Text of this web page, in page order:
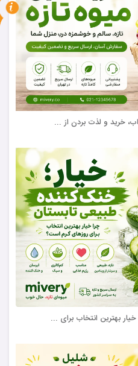
خرید و لذت بردن از ...
بهترین انتخاب برای ...